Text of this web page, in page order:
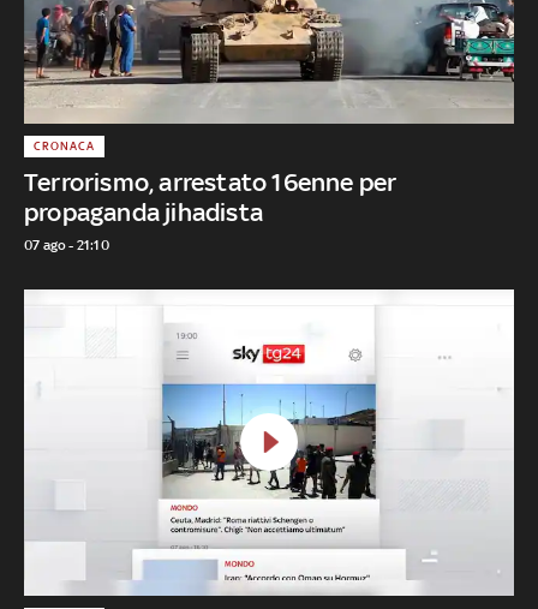
Terrorismo, arrestato 16enne per
propaganda jihadista
CRONACA
07 ago - 21:10